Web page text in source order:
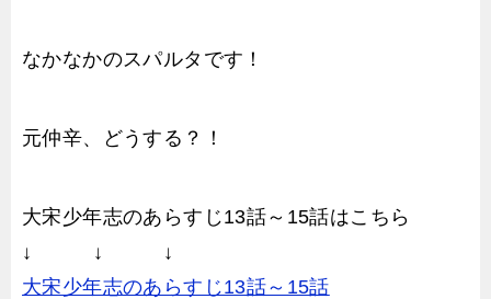
なかなかのスパルタです！
元仲辛、どうする？！
大宋少年志のあらすじ13話～15話はこちら
↓ ↓ ↓
大宋少年志のあらすじ13話～15話